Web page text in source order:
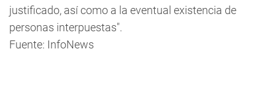
justificado, así como a la eventual existencia de
personas interpuestas".
Fuente: InfoNews